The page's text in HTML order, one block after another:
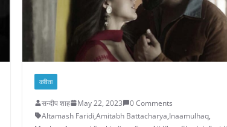
कविता
सन्दीप शाह May 22, 2023
0 Comments
Altamash Faridi,Amitabh Battacharya,Inaamulhaq,